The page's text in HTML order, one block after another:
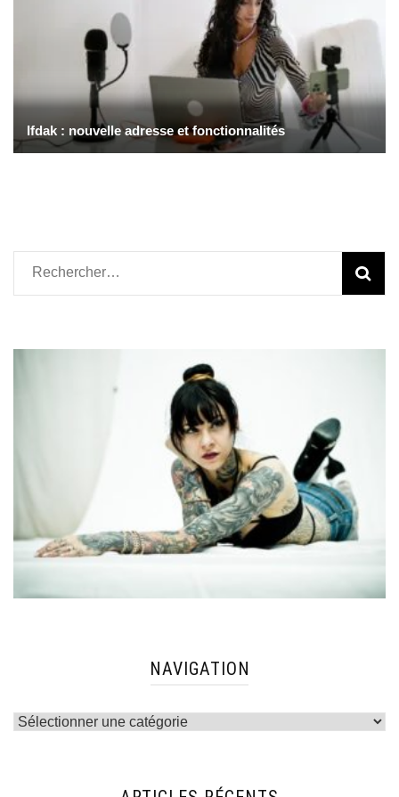
Ifdak : nouvelle adresse et fonctionnalités
Rechercher :
NAVIGATION
Navigation